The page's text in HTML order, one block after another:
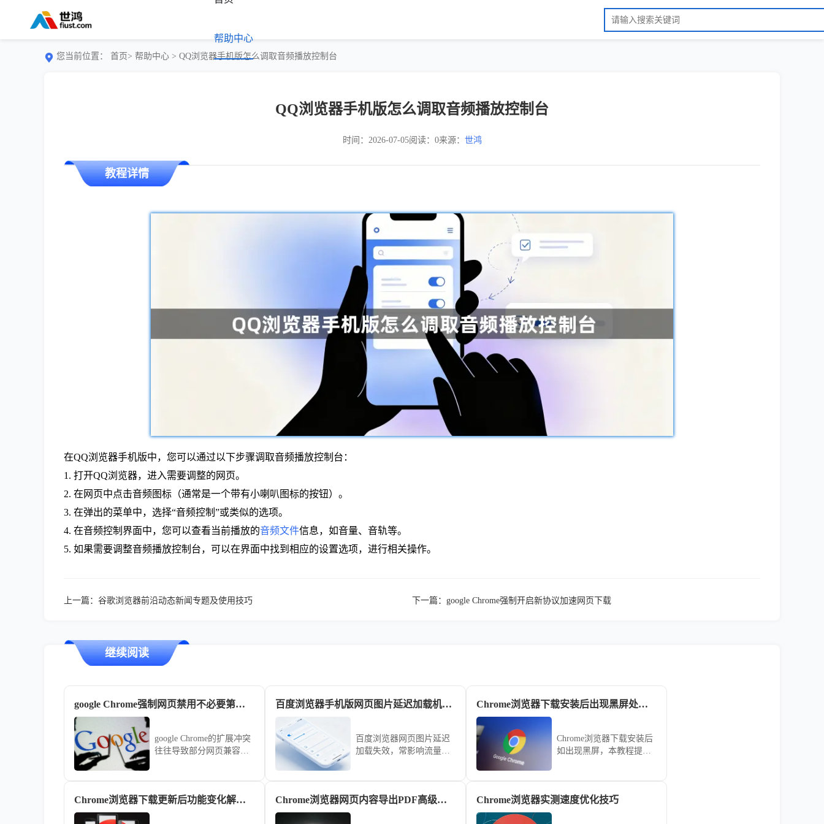
帮助中心
您当前位置： 首页> 帮助中心 > QQ浏览器手机版怎么调取音频播放控制台
QQ浏览器手机版怎么调取音频播放控制台
时间：2026-07-05阅读：0来源： 世鸿
教程详情
在QQ浏览器手机版中，您可以通过以下步骤调取音频播放控制台：
1. 打开QQ浏览器，进入需要调整的网页。
2. 在网页中点击音频图标（通常是一个带有小喇叭图标的按钮）。
3. 在弹出的菜单中，选择“音频控制”或类似的选项。
4. 在音频控制界面中，您可以查看当前播放的音频文件信息，如音量、音轨等。
5. 如果需要调整音频播放控制台，可以在界面中找到相应的设置选项，进行相关操作。
上一篇： 谷歌浏览器前沿动态新闻专题及使用技巧 下一篇： google Chrome强制开启新协议加速网页下载
继续阅读
google Chrome强制网页禁用不必要第三方插件以提高兼容性
google Chrome的扩展冲突
往往导致部分网页兼容性
特定复杂办公网站营造最
百度浏览器手机版网页图片延迟加载机制失效排查
百度浏览器网页图片延迟
加载失效，常影响流量使
辑，教您精准定位失效点
Chrome浏览器下载安装后出现黑屏处理教程
Chrome浏览器下载安装后
如出现黑屏，本教程提供
Chrome浏览器下载更新后功能变化解析操作详解 Chrome浏览器网页内容导出PDF高级技巧 Chrome浏览器实测速度优化技巧